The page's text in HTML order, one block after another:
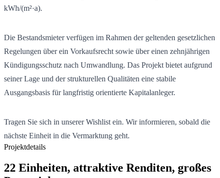
kWh/(m²·a).
Die Bestandsmieter verfügen im Rahmen der geltenden gesetzlichen
Regelungen über ein Vorkaufsrecht sowie über einen zehnjährigen
Kündigungsschutz nach Umwandlung. Das Projekt bietet aufgrund
seiner Lage und der strukturellen Qualitäten eine stabile
Ausgangsbasis für langfristig orientierte Kapitalanleger.
Tragen Sie sich in unserer Wishlist ein. Wir informieren, sobald die
nächste Einheit in die Vermarktung geht.
Projektdetails
22 Einheiten, attraktive Renditen, großes